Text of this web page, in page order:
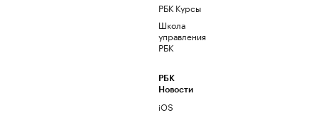
РБК Курсы
Школа
управления
РБК
РБК
Новости
iOS